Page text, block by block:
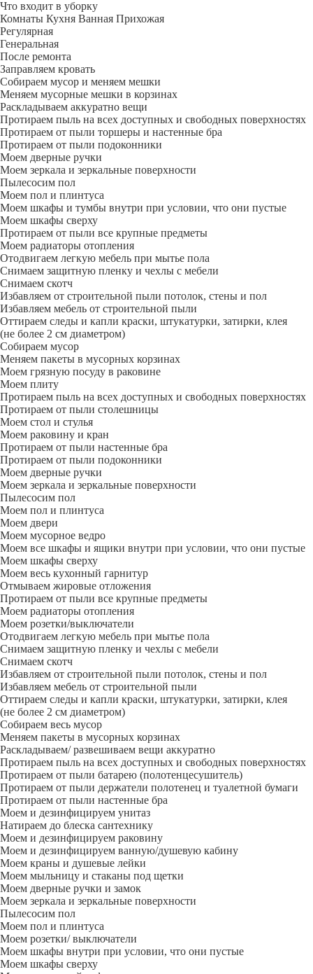
Что входит в уборку
Регу­лярная
Гене­ральная
После ремонта
Заправляем кровать
Собираем мусор и меняем мешки
Меняем мусорные мешки в корзинах
Раскладываем аккуратно вещи
Протираем пыль на всех доступных и свободных поверхностях
Протираем от пыли торшеры и настенные бра
Протираем от пыли подоконники
Моем дверные ручки
Моем зеркала и зеркальные поверхности
Пылесосим пол
Моем пол и плинтуса
Моем шкафы и тумбы внутри при условии, что они пустые
Моем шкафы сверху
Протираем от пыли все крупные предметы
Моем радиаторы отопления
Отодвигаем легкую мебель при мытье пола
Снимаем защитную пленку и чехлы с мебели
Снимаем скотч
Избавляем от строительной пыли потолок, стены и пол
Избавляем мебель от строительной пыли
Оттираем следы и капли краски, штукатурки, затирки, клея
(не более 2 см диаметром)
Собираем мусор
Меняем пакеты в мусорных корзинах
Моем грязную посуду в раковине
Моем плиту
Протираем пыль на всех доступных и свободных поверхностях
Протираем от пыли столешницы
Моем стол и стулья
Моем раковину и кран
Протираем от пыли настенные бра
Протираем от пыли подоконники
Моем дверные ручки
Моем зеркала и зеркальные поверхности
Пылесосим пол
Моем пол и плинтуса
Моем двери
Моем мусорное ведро
Моем все шкафы и ящики внутри при условии, что они пустые
Моем шкафы сверху
Моем весь кухонный гарнитур
Отмываем жировые отложения
Протираем от пыли все крупные предметы
Моем радиаторы отопления
Моем розетки/выключатели
Отодвигаем легкую мебель при мытье пола
Снимаем защитную пленку и чехлы с мебели
Снимаем скотч
Избавляем от строительной пыли потолок, стены и пол
Избавляем мебель от строительной пыли
Оттираем следы и капли краски, штукатурки, затирки, клея
(не более 2 см диаметром)
Собираем весь мусор
Меняем пакеты в мусорных корзинах
Раскладываем/ развешиваем вещи аккуратно
Протираем пыль на всех доступных и свободных поверхностях
Протираем от пыли батарею (полотенцесушитель)
Протираем от пыли держатели полотенец и туалетной бумаги
Протираем от пыли настенные бра
Моем и дезинфицируем унитаз
Натираем до блеска сантехнику
Моем и дезинфицируем раковину
Моем и дезинфицируем ванную/душевую кабину
Моем краны и душевые лейки
Моем мыльницу и стаканы под щетки
Моем дверные ручки и замок
Моем зеркала и зеркальные поверхности
Пылесосим пол
Моем пол и плинтуса
Моем розетки/ выключатели
Моем шкафы внутри при условии, что они пустые
Моем шкафы сверху